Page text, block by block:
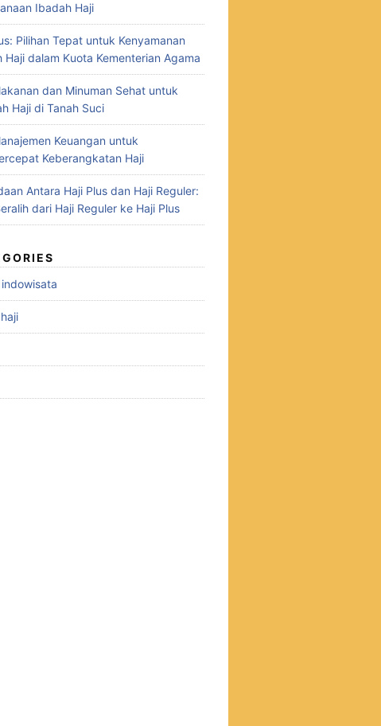
Ibadah Haji
Pilihan Tepat untuk Kenyamanan
Haji dalam Kuota Kementerian Agama
dan Minuman Sehat untuk
Haji di Tanah Suci
Keuangan untuk
Keberangkatan Haji
Antara Haji Plus dan Haji Reguler:
dari Haji Reguler ke Haji Plus